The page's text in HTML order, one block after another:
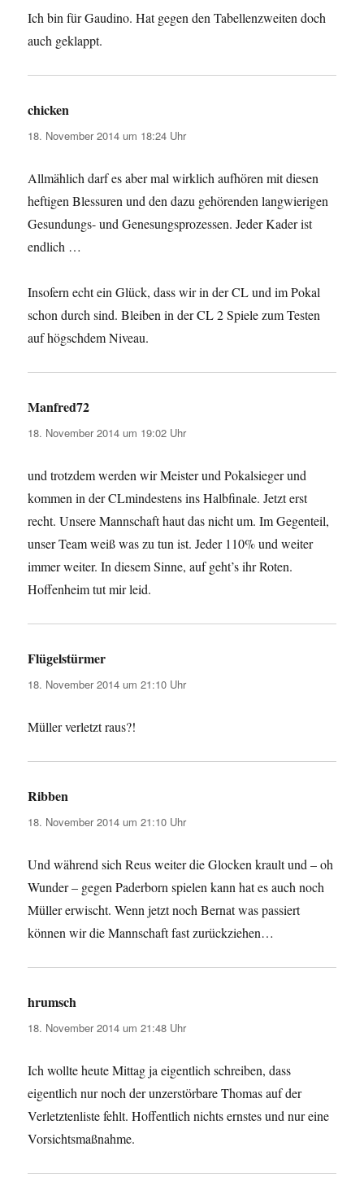
Ich bin für Gaudino. Hat gegen den Tabellenzweiten doch
auch geklappt.
chicken
18. November 2014 um 18:24 Uhr
Allmählich darf es aber mal wirklich aufhören mit diesen
heftigen Blessuren und den dazu gehörenden langwierigen
Gesundungs- und Genesungsprozessen. Jeder Kader ist
endlich …
Insofern echt ein Glück, dass wir in der CL und im Pokal
schon durch sind. Bleiben in der CL 2 Spiele zum Testen
auf högschdem Niveau.
Manfred72
18. November 2014 um 19:02 Uhr
und trotzdem werden wir Meister und Pokalsieger und
kommen in der CLmindestens ins Halbfinale. Jetzt erst
recht. Unsere Mannschaft haut das nicht um. Im Gegenteil,
unser Team weiß was zu tun ist. Jeder 110% und weiter
immer weiter. In diesem Sinne, auf geht’s ihr Roten.
Hoffenheim tut mir leid.
Flügelstürmer
18. November 2014 um 21:10 Uhr
Müller verletzt raus?!
Ribben
18. November 2014 um 21:10 Uhr
Und während sich Reus weiter die Glocken krault und – oh
Wunder – gegen Paderborn spielen kann hat es auch noch
Müller erwischt. Wenn jetzt noch Bernat was passiert
können wir die Mannschaft fast zurückziehen…
hrumsch
18. November 2014 um 21:48 Uhr
Ich wollte heute Mittag ja eigentlich schreiben, dass
eigentlich nur noch der unzerstörbare Thomas auf der
Verletztenliste fehlt. Hoffentlich nichts ernstes und nur eine
Vorsichtsmaßnahme.